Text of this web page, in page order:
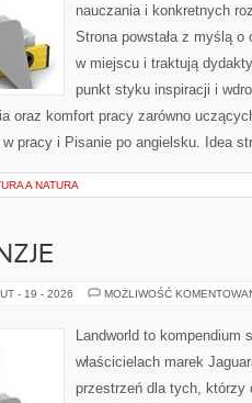
nauczania i konkretnych
Strona powstała z myślą
w miejscu i traktują
punkt styku inspiracji i
oraz komfort pracy zarówno
pracy i Pisanie po angielsku. Idea
A NATURA
- 19 - 2026 MOŻLIWOŚĆ
Landworld to kompendium
właścicielach marek
przestrzeń dla tych, którzy